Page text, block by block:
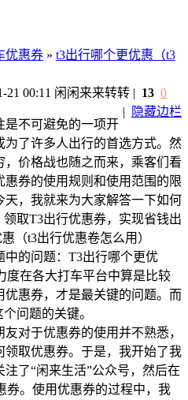
优惠券 » t3出行哪个更优惠（t3
21 00:11 闲闲来来转转
|
隐藏边栏
| 13 0
是不可避免的一项开
了许多人出行的首选方式。然
价格战也随之而来，乘客们看
券的使用规则和使用范围的限
，我就来为大家解答一下如何
领取T3出行优惠券，实现省钱出
的问题：T3出行哪个更优
度在各大打车平台中算是比较
惠券，才是最关键的问题。而
问题的关键。
对于优惠券的使用并不熟悉，
取优惠券。于是，我开始了我
了“闲来生活”公众号，然后在
券。使用优惠券的过程中，我